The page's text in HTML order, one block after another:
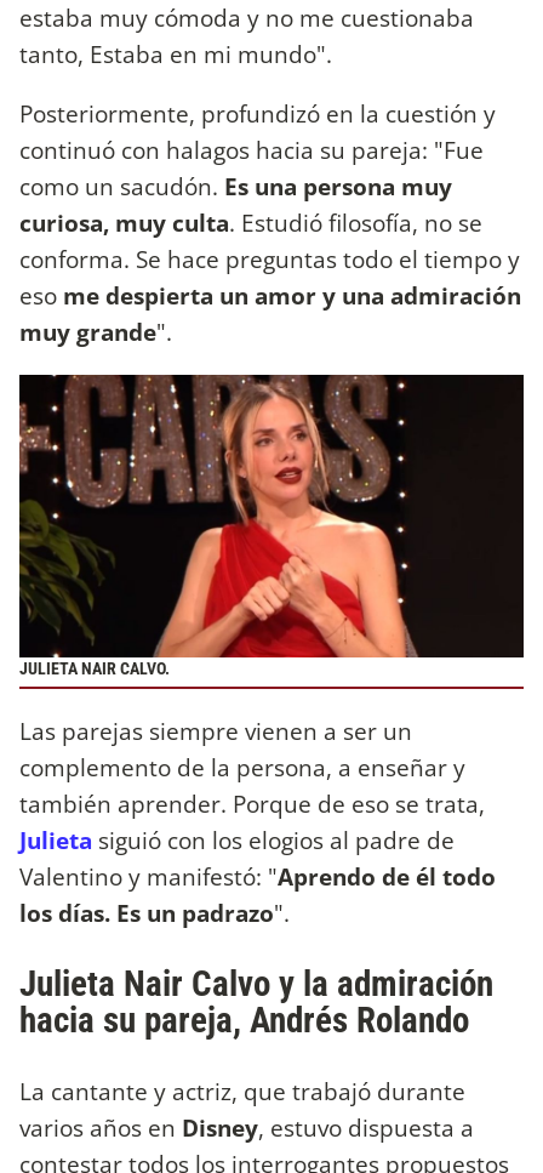
estaba muy cómoda y no me cuestionaba
tanto, Estaba en mi mundo".
Posteriormente, profundizó en la cuestión y
continuó con halagos hacia su pareja: "Fue
como un sacudón. Es una persona muy
curiosa, muy culta. Estudió filosofía, no se
conforma. Se hace preguntas todo el tiempo y
eso me despierta un amor y una admiración
muy grande".
JULIETA NAIR CALVO.
Las parejas siempre vienen a ser un
complemento de la persona, a enseñar y
también aprender. Porque de eso se trata,
Julieta siguió con los elogios al padre de
Valentino y manifestó: "Aprendo de él todo
los días. Es un padrazo".
Julieta Nair Calvo y la admiración
hacia su pareja, Andrés Rolando
La cantante y actriz, que trabajó durante
varios años en Disney, estuvo dispuesta a
contestar todos los interrogantes propuestos